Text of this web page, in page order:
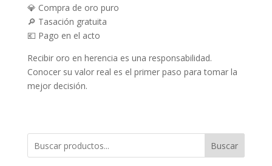
💎 Compra de oro puro
🔎 Tasación gratuita
💶 Pago en el acto
Recibir oro en herencia es una responsabilidad.
Conocer su valor real es el primer paso para tomar la
mejor decisión.
Buscar